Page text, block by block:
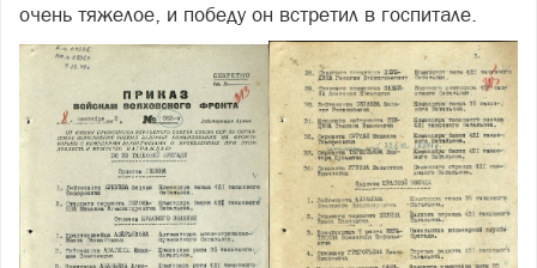
очень тяжелое, и победу он встретил в госпитале.